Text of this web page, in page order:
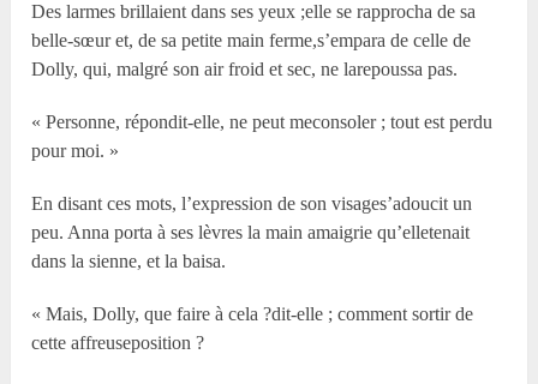
Des larmes brillaient dans ses yeux ;elle se rapprocha de sa
belle-sœur et, de sa petite main ferme,s’empara de celle de
Dolly, qui, malgré son air froid et sec, ne larepoussa pas.
« Personne, répondit-elle, ne peut meconsoler ; tout est perdu
pour moi. »
En disant ces mots, l’expression de son visages’adoucit un
peu. Anna porta à ses lèvres la main amaigrie qu’elletenait
dans la sienne, et la baisa.
« Mais, Dolly, que faire à cela ?dit-elle ; comment sortir de
cette affreuseposition ?